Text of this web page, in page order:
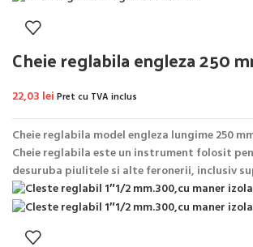
Cheie reglabila engleza 250
22,03 lei Pret cu TVA inclus
Cheie reglabila model engleza lungime 250
Cheie reglabila este un instrument folosit
desuruba piulitele si alte feronerii, inclusiv